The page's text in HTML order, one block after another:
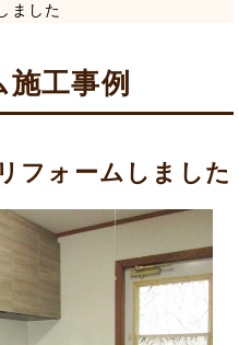
ました
施工事例
フォームしました